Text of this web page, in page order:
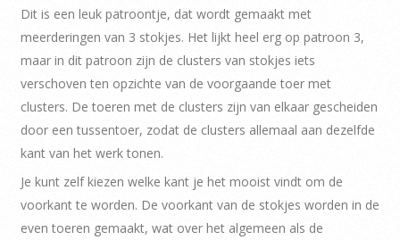
Dit is een leuk patroontje, dat wordt gemaakt met
meerderingen van 3 stokjes. Het lijkt heel erg op patroon 3,
maar in dit patroon zijn de clusters van stokjes iets
verschoven ten opzichte van de voorgaande toer met
clusters. De toeren met de clusters zijn van elkaar gescheiden
door een tussentoer, zodat de clusters allemaal aan dezelfde
kant van het werk tonen.
Je kunt zelf kiezen welke kant je het mooist vindt om de
voorkant te worden. De voorkant van de stokjes worden in de
even toeren gemaakt, wat over het algemeen als de